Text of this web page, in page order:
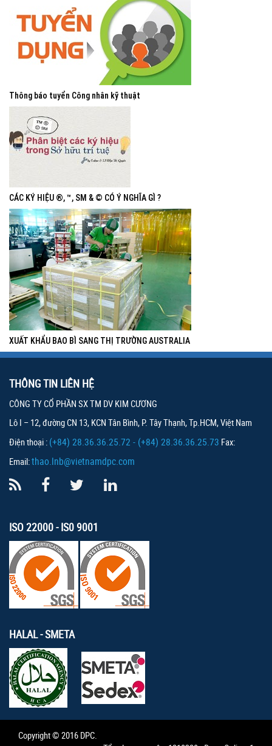
Thông báo tuyển Công nhân kỹ thuật
CÁC KÝ HIỆU ®, ™, SM & © CÓ Ý NGHĨA GÌ ?
XUẤT KHẨU BAO BÌ SANG THỊ TRƯỜNG AUSTRALIA
THÔNG TIN LIÊN HỆ
CÔNG TY CỔ PHẦN SX TM DV KIM CƯƠNG
Lô I – 12, đường CN 13, KCN Tân Bình, P. Tây Thạnh, Tp.HCM, Việt Nam
Điện thoại : (+84) 28.36.36.25.72 - (+84) 28.36.36.25.73 Fax:
Email:thao.lnb@vietnamdpc.com
ISO 22000 - IS0 9001
HALAL - SMETA
Copyright © 2016 DPC.